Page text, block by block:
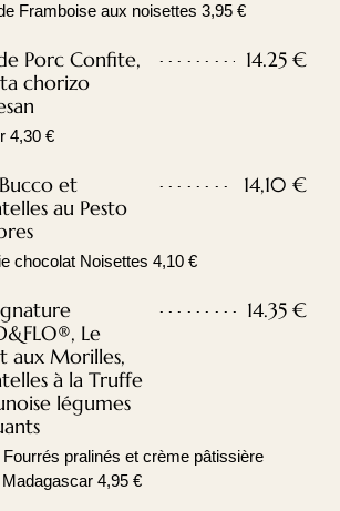
Framboise aux noisettes 3,95 €
Porc Confite,
chorizo
14.25 €
4,30 €
et
au Pesto
14,10 €
chocolat Noisettes 4,10 €
Le
aux Morilles,
à la Truffe
légumes
14.35 €
pralinés et crème pâtissière
Madagascar 4,95 €